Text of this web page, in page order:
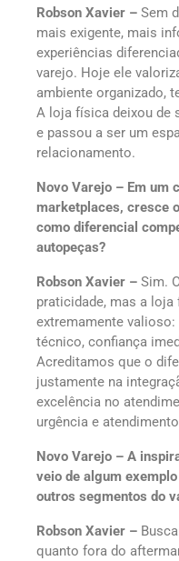
Robson Xavier – Sem
mais exigente, mais
experiências
varejo. Hoje ele
ambiente organizado,
A loja física deixou de
e passou a ser um
relacionamento.
Novo Varejo – Em um
marketplaces, cresce
como diferencial
autopeças?
Robson Xavier – Sim.
praticidade, mas a
extremamente
técnico, confiança
Acreditamos que o
justamente na
excelência no
urgência e
Novo Varejo – A
veio de algum
outros segmentos do
Robson Xavier –
quanto fora do